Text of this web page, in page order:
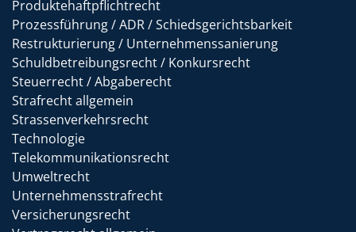
Produktehaftpflichtrecht
Prozessführung / ADR / Schiedsgerichtsbarkeit
Restrukturierung / Unternehmenssanierung
Schuldbetreibungsrecht / Konkursrecht
Steuerrecht / Abgaberecht
Strafrecht allgemein
Strassenverkehrsrecht
Technologie
Telekommunikationsrecht
Umweltrecht
Unternehmensstrafrecht
Versicherungsrecht